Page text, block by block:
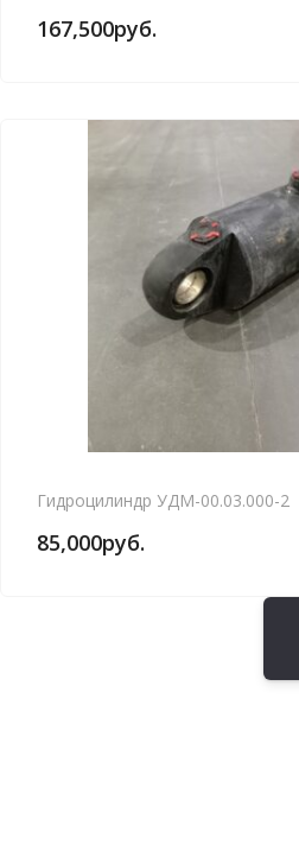
167,500руб.
Гидроцилиндр УДМ-00.03.000-2
85,000руб.